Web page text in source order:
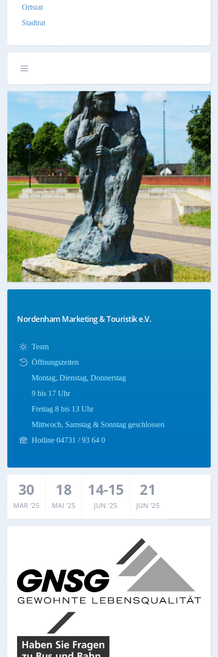
Ortsrat
Stadtrat
Nordenham Marketing & Touristik e.V.
Team
Öffnungszeiten
Montag, Dienstag, Donnerstag
9 bis 17 Uhr
Freitag 8 bis 13 Uhr
Mittwoch, Samstag & Sonntag geschlossen
Hotline 04731 / 93 64 0
30
MÄR '25
18
MAI '25
14-15
JUN '25
21
JUN '25